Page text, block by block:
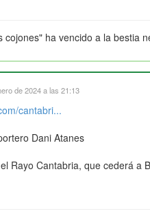
cojones" ha vencido a la bestia
de 2024 a las 21:13
cantabri...
Dani Atanes
Rayo Cantabria, que cederá a